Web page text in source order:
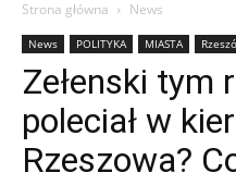
Strona główna News
News POLITYKA MIASTA
Zełenski tym
poleciał w
Rzeszowa?